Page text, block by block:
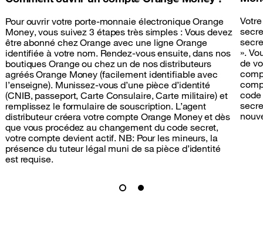
Pour ouvrir votre porte-monnaie électronique Orange
Money, vous suivez 3 étapes très simples : Vous devez
être abonné chez Orange avec une ligne Orange
identifiée à votre nom. Rendez-vous ensuite, dans nos
boutiques Orange ou chez un de nos distributeurs
agréés Orange Money (facilement identifiable avec
l’enseigne). Munissez-vous d’une pièce d’identité
(CNIB, passeport, Carte Consulaire, Carte militaire) et
remplissez le formulaire de souscription. L’agent
distributeur créera votre compte Orange Money et dès
que vous procédez au changement du code secret,
votre compte devient actif. NB: Pour les mineurs, la
présence du tuteur légal muni de sa pièce d’identité
est requise.
».
de
code